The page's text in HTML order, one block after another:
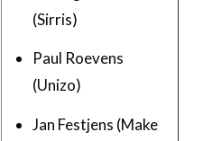
(Sirris)
Paul Roevens
(Unizo)
Jan Festjens (Make